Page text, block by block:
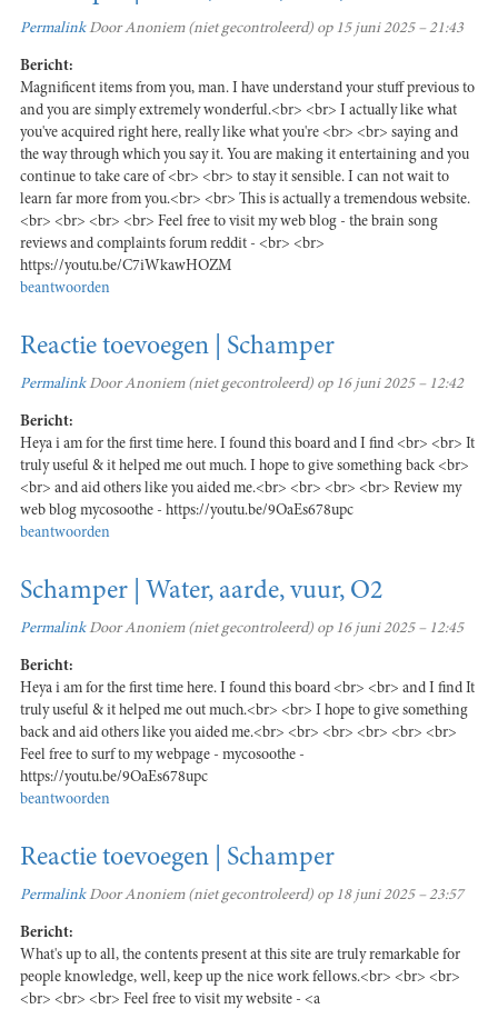
PermalinkDoorAnoniem (niet gecontroleerd) op 15 juni 2025 – 21:43
Bericht:
Magnificent items from you, man. I have understand your stuff previous to
and you are simply extremely wonderful.<br> <br> I actually like what
you've acquired right here, really like what you're <br> <br> saying and
the way through which you say it. You are making it entertaining and you
continue to take care of <br> <br> to stay it sensible. I can not wait to
learn far more from you.<br> <br> This is actually a tremendous website.
<br> <br> <br> <br> Feel free to visit my web blog - the brain song
reviews and complaints forum reddit - <br> <br>
https://youtu.be/C7iWkawHOZM
beantwoorden
Reactie toevoegen | Schamper
PermalinkDoorAnoniem (niet gecontroleerd) op 16 juni 2025 – 12:42
Bericht:
Heya i am for the first time here. I found this board and I find <br> <br> It
truly useful & it helped me out much. I hope to give something back <br>
<br> and aid others like you aided me.<br> <br> <br> <br> Review my
web blog mycosoothe - https://youtu.be/9OaEs678upc
beantwoorden
Schamper | Water, aarde, vuur, O2
PermalinkDoorAnoniem (niet gecontroleerd) op 16 juni 2025 – 12:45
Bericht:
Heya i am for the first time here. I found this board <br> <br> and I find It
truly useful & it helped me out much.<br> <br> I hope to give something
back and aid others like you aided me.<br> <br> <br> <br> <br> <br>
Feel free to surf to my webpage - mycosoothe -
https://youtu.be/9OaEs678upc
beantwoorden
Reactie toevoegen | Schamper
PermalinkDoorAnoniem (niet gecontroleerd) op 18 juni 2025 – 23:57
Bericht:
What's up to all, the contents present at this site are truly remarkable for
people knowledge, well, keep up the nice work fellows.<br> <br> <br>
<br> <br> <br> Feel free to visit my website - <a